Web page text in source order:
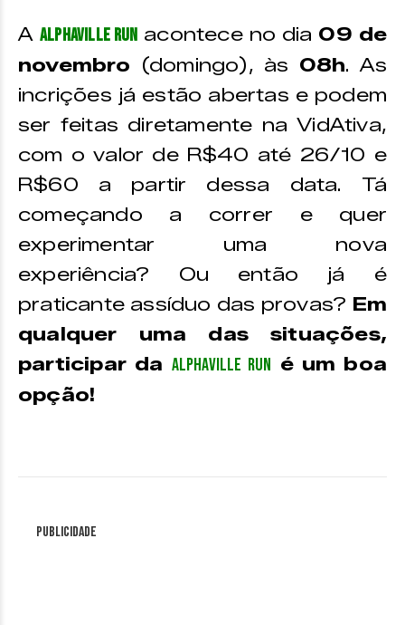
AAlphaville Run acontece no dia 09 de
novembro (domingo), às 08h. As
incrições já estão abertas e podem
ser feitas diretamente na VidAtiva,
com o valor de R$40 até 26/10 e
R$60 a partir dessa data. Tá
começando a correr e quer
experimentar uma nova
experiência? Ou então já é
praticante assíduo das provas? Em
qualquer uma das situações,
participar da Alphaville Run é um boa
opção!
Publicidade